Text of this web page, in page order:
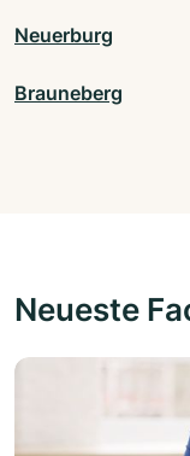
Neuerburg
Brauneberg
Neueste